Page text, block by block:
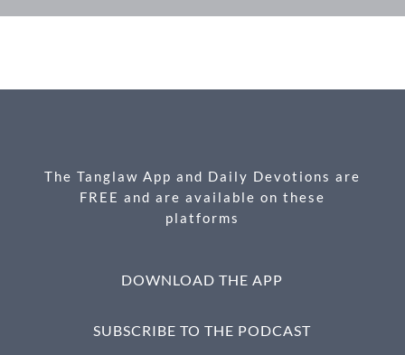
ac
b
k
es
n
m ri h
e
The Tanglaw App and Daily Devotions are
FREE and are available on these
platforms
DOWNLOAD THE APP
SUBSCRIBE TO THE PODCAST